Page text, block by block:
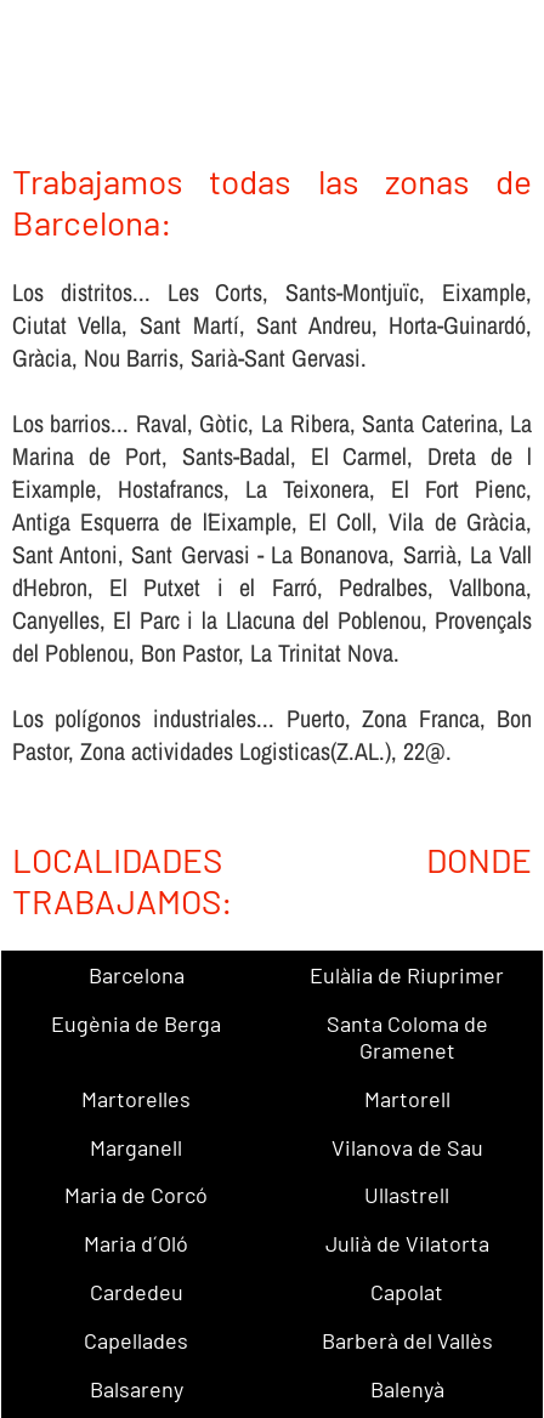
Trabajamos todas las zonas de
Barcelona:
Los distritos... Les Corts, Sants-Montjuïc, Eixample,
Ciutat Vella, Sant Martí, Sant Andreu, Horta-Guinardó,
Gràcia, Nou Barris, Sarià-Sant Gervasi.
Los barrios... Raval, Gòtic, La Ribera, Santa Caterina, La
Marina de Port, Sants-Badal, El Carmel, Dreta de l
´Eixample, Hostafrancs, La Teixonera, El Fort Pienc,
Antiga Esquerra de l´Eixample, El Coll, Vila de Gràcia,
Sant Antoni, Sant Gervasi - La Bonanova, Sarrià, La Vall
d´Hebron, El Putxet i el Farró, Pedralbes, Vallbona,
Canyelles, El Parc i la Llacuna del Poblenou, Provençals
del Poblenou, Bon Pastor, La Trinitat Nova.
Los polígonos industriales... Puerto, Zona Franca, Bon
Pastor, Zona actividades Logisticas(Z.AL.), 22@.
LOCALIDADES DONDE
TRABAJAMOS:
Barcelona
Eulàlia de Riuprimer
Eugènia de Berga
Santa Coloma de
Gramenet
Martorelles
Martorell
Marganell
Vilanova de Sau
Maria de Corcó
Ullastrell
Maria d´Oló
Julià de Vilatorta
Cardedeu
Capolat
Capellades
Barberà del Vallès
Balsareny
Balenyà